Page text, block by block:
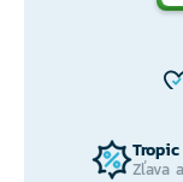
Zľava